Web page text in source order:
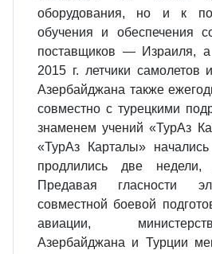
оборудования, но и к
обучения и обеспечения
поставщи­ков — Израиля,
2015 г. летчики самолетов
Азербайджана также
совместно с турецкими
знаменем учений «ТурАз
«ТурАз Карталы»
продлились две
Предавая глас­ности
совместной боевой
авиации,
Азербайджана и Турции